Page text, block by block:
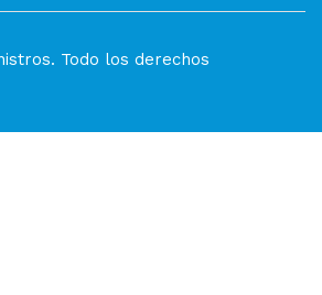
Todo los derechos